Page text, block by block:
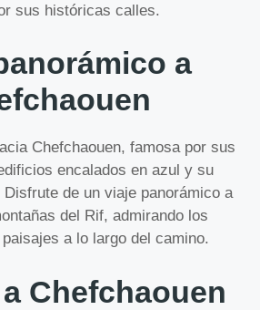
sus históricas calles.
a
Chefchaouen, famosa por sus
encalados en azul y su
de un viaje panorámico a
del Rif, admirando los
a lo largo del camino.
Chefchaouen